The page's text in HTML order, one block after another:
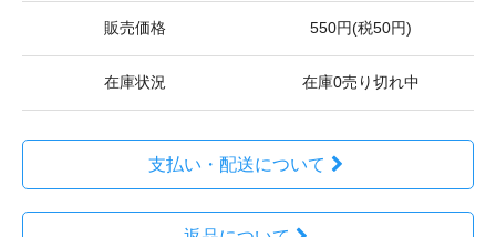
販売価格 550円(税50円)
在庫状況 在庫0売り切れ中
支払い・配送について